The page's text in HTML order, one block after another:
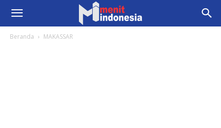
Beranda MAKASSAR